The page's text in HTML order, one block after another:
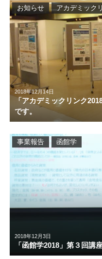
2018年12月14日
「アカデミックリンク
です。
お知らせ アカデミック
2018年12月3日
「函館学2018」第３回講
事業報告 函館学